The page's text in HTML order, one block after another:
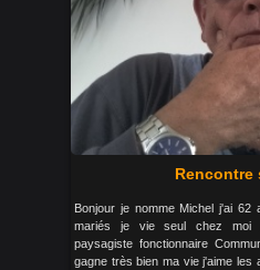
Rencontre
Bonjour je nomme Michel j'ai
mariés je vie seul chez moi
paysagiste fonctionnaire
gagne très bien ma vie j'aime les